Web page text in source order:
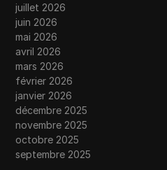
juillet 2026
juin 2026
mai 2026
avril 2026
mars 2026
février 2026
janvier 2026
décembre 2025
novembre 2025
octobre 2025
septembre 2025